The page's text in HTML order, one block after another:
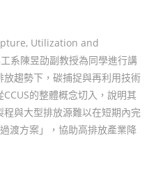
Utilization and
系陳昱劭副教授為同學進行講
趨勢下，碳捕捉與再利用技術
的整體概念切入，說明其
與大型排放源難以在短期內完
渡方案」，協助高排放產業降